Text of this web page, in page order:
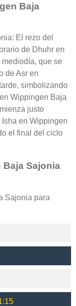
Baja
El rezo del
de Dhuhr en
que se
de Asr en
simbolizando
Wippingen Baja
justo
en Wippingen
el final del ciclo
Baja Sajonia
Sajonia para